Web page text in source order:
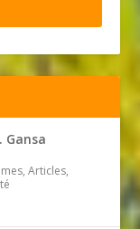
Gansa
Articles,